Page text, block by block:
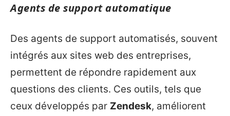
Agents de support automatique
Des agents de support automatisés, souvent
intégrés aux sites web des entreprises,
permettent de répondre rapidement aux
questions des clients. Ces outils, tels que
ceux développés par Zendesk, améliorent